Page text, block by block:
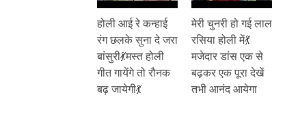
होली आई रे कन्हाई
रंग छलके सुना दे जरा
बांसुरी💃मस्त होली
गीत गायेंगे तो रौनक
बढ़ जायेगी💃
मेरी चुनरी हो गई लाल
रसिया होली में💃
मजेदार डांस एक से
बढ़कर एक पूरा देखें
तभी आनंद आयेगा